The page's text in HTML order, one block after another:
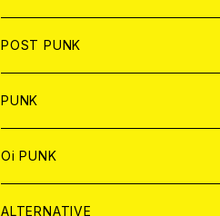
DIGITAL CONTENTS
ANALOG
JAPAN
CD
ANALOG
WORLD
CD
ANALOG
POST PUNK
CD
JAPAN
WORLD
ANALOG
JAPAN
PUNK
JAPAN
CD
WORLD
Oi PUNK
JAPAN
ALTERNATIVE